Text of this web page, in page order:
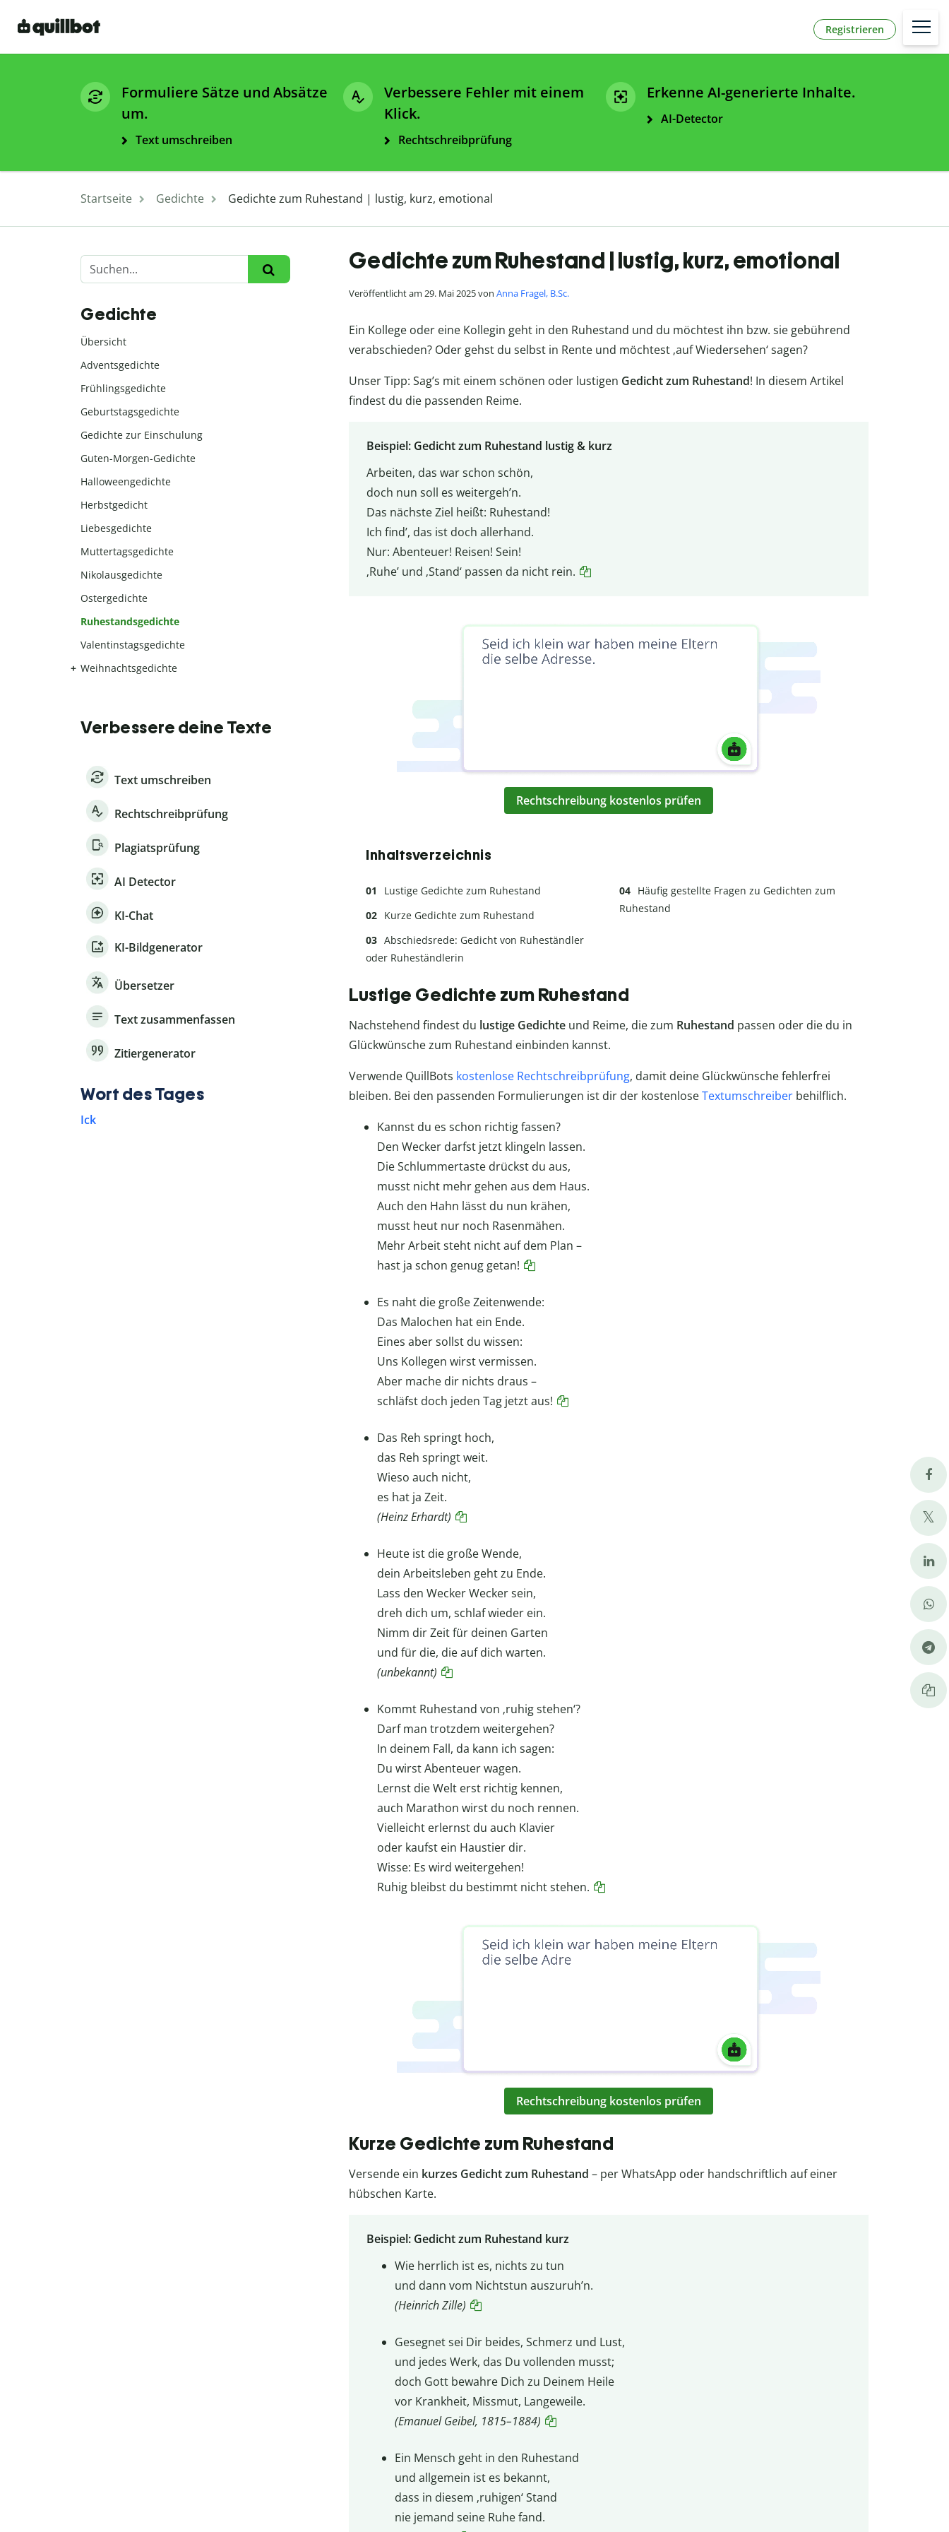
Registrieren
Formuliere Sätze und Absätze
um.
Text umschreiben
Verbessere Fehler mit einem
Klick.
Rechtschreibprüfung
Erkenne AI-generierte Inhalte.
AI-Detector
Startseite Gedichte Gedichte zum Ruhestand | lustig, kurz, emotional
Gedichte zum Ruhestand | lustig, kurz, emotional
Veröffentlicht am 29. Mai 2025 von Anna Fragel, B.Sc.
Ein Kollege oder eine Kollegin geht in den Ruhestand und du möchtest ihn bzw. sie gebührend
verabschieden? Oder gehst du selbst in Rente und möchtest ‚auf Wiedersehen‘ sagen?
Unser Tipp: Sag’s mit einem schönen oder lustigen Gedicht zum Ruhestand! In diesem Artikel
findest du die passenden Reime.
Beispiel: Gedicht zum Ruhestand lustig & kurz
Arbeiten, das war schon schön,
doch nun soll es weitergeh’n.
Das nächste Ziel heißt: Ruhestand!
Ich find’, das ist doch allerhand.
Nur: Abenteuer! Reisen! Sein!
‚Ruhe’ und ‚Stand‘ passen da nicht rein.
Rechtschreibung kostenlos prüfen
Inhaltsverzeichnis
Lustige Gedichte zum Ruhestand
Kurze Gedichte zum Ruhestand
Abschiedsrede: Gedicht von Ruheständler
oder Ruheständlerin
Häufig gestellte Fragen zu Gedichten zum
Ruhestand
Lustige Gedichte zum Ruhestand
Nachstehend findest du lustige Gedichte und Reime, die zum Ruhestand passen oder die du in
Glückwünsche zum Ruhestand einbinden kannst.
Verwende QuillBots kostenlose Rechtschreibprüfung, damit deine Glückwünsche fehlerfrei
bleiben. Bei den passenden Formulierungen ist dir der kostenloseTextumschreiber behilflich.
Kannst du es schon richtig fassen?
Den Wecker darfst jetzt klingeln lassen.
Die Schlummertaste drückst du aus,
musst nicht mehr gehen aus dem Haus.
Auch den Hahn lässt du nun krähen,
musst heut nur noch Rasenmähen.
Mehr Arbeit steht nicht auf dem Plan –
hast ja schon genug getan!
Es naht die große Zeitenwende:
Das Malochen hat ein Ende.
Eines aber sollst du wissen:
Uns Kollegen wirst vermissen.
Aber mache dir nichts draus –
schläfst doch jeden Tag jetzt aus!
Das Reh springt hoch,
das Reh springt weit.
Wieso auch nicht,
es hat ja Zeit.
(Heinz Erhardt)
Heute ist die große Wende,
dein Arbeitsleben geht zu Ende.
Lass den Wecker Wecker sein,
dreh dich um, schlaf wieder ein.
Nimm dir Zeit für deinen Garten
und für die, die auf dich warten.
(unbekannt)
Kommt Ruhestand von ‚ruhig stehen‘?
Darf man trotzdem weitergehen?
In deinem Fall, da kann ich sagen:
Du wirst Abenteuer wagen.
Lernst die Welt erst richtig kennen,
auch Marathon wirst du noch rennen.
Vielleicht erlernst du auch Klavier
oder kaufst ein Haustier dir.
Wisse: Es wird weitergehen!
Ruhig bleibst du bestimmt nicht stehen.
Rechtschreibung kostenlos prüfen
Kurze Gedichte zum Ruhestand
Versende ein kurzes Gedicht zum Ruhestand – per WhatsApp oder handschriftlich auf einer
hübschen Karte.
Beispiel: Gedicht zum Ruhestand kurz
Wie herrlich ist es, nichts zu tun
und dann vom Nichtstun auszuruh’n.
(Heinrich Zille)
Gesegnet sei Dir beides, Schmerz und Lust,
und jedes Werk, das Du vollenden musst;
doch Gott bewahre Dich zu Deinem Heile
vor Krankheit, Missmut, Langeweile.
(Emanuel Geibel, 1815–1884)
Ein Mensch geht in den Ruhestand
und allgemein ist es bekannt,
dass in diesem ‚ruhigen‘ Stand
nie jemand seine Ruhe fand.
Gedichte
Übersicht
Adventsgedichte
Frühlingsgedichte
Geburtstagsgedichte
Gedichte zur Einschulung
Guten-Morgen-Gedichte
Halloweengedichte
Herbstgedicht
Liebesgedichte
Muttertagsgedichte
Nikolausgedichte
Ostergedichte
Ruhestandsgedichte
Valentinstagsgedichte
Weihnachtsgedichte
Verbessere deine Texte
Text umschreiben
Rechtschreibprüfung
Plagiatsprüfung
AI Detector
KI-Chat
KI-Bildgenerator
Übersetzer
Text zusammenfassen
Zitiergenerator
Wort des Tages
Ick